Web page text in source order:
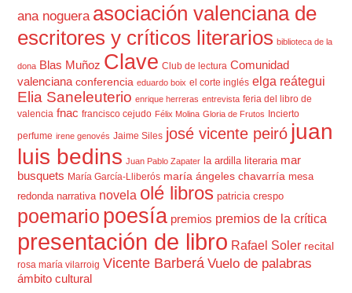
ana noguera asociación valenciana de
escritores y críticos literarios biblioteca de la
dona Blas Muñoz Clave Club de lectura Comunidad
valenciana conferencia eduardo boix el corte inglés elga reátegui
Elia Saneleuterio enrique herreras entrevista feria del libro de
valencia fnac francisco cejudo Félix Molina Gloria de Frutos Incierto
perfume irene genovés Jaime Siles josé vicente peiró juan
luis bedins Juan Pablo Zapater la ardilla literaria mar
busquets María García-Lliberós maría ángeles chavarría mesa
redonda narrativa novela olé libros patricia crespo
poemario poesía premios premios de la crítica
presentación de libro Rafael Soler recital
rosa maría vilarroig Vicente Barberá Vuelo de palabras
ámbito cultural